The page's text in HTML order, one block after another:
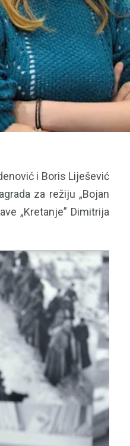
i Boris Liješević
za režiju „Bojan
„Kretanje” Dimitrija